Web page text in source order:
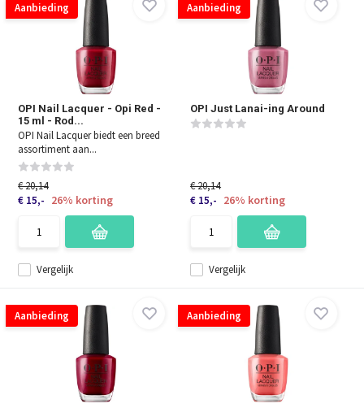
Aanbieding
OPI Nail Lacquer - Opi Red -
15 ml - Rod...
OPI Nail Lacquer biedt een breed
assortiment aan...
Vergelijk
€ 20,14
€ 15,- 26% korting
Aanbieding
OPI Just Lanai-ing Around
Vergelijk
€ 20,14
€ 15,- 26% korting
Aanbieding Aanbieding